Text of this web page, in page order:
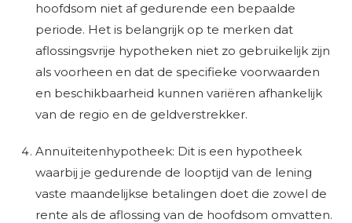
hoofdsom niet af gedurende een bepaalde
periode. Het is belangrijk op te merken dat
aflossingsvrije hypotheken niet zo gebruikelijk zijn
als voorheen en dat de specifieke voorwaarden
en beschikbaarheid kunnen variëren afhankelijk
van de regio en de geldverstrekker.
Annuïteitenhypotheek: Dit is een hypotheek
waarbij je gedurende de looptijd van de lening
vaste maandelijkse betalingen doet die zowel de
rente als de aflossing van de hoofdsom omvatten.